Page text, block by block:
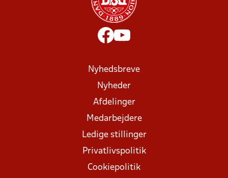
Nyhedsbreve
Nyheder
Afdelinger
Medarbejdere
Ledige stillinger
Privatlivspolitik
Cookiepolitik